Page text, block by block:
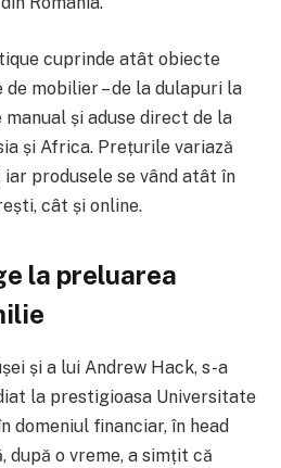
cuprinde atât obiecte
mobilier – de la dulapuri la
și aduse direct de la
și Africa. Prețurile variază
produsele se vând atât în
cât și online.
la preluarea
și a lui Andrew Hack, s-a
la prestigioasa Universitate
domeniul financiar, în head
după o vreme, a simțit că